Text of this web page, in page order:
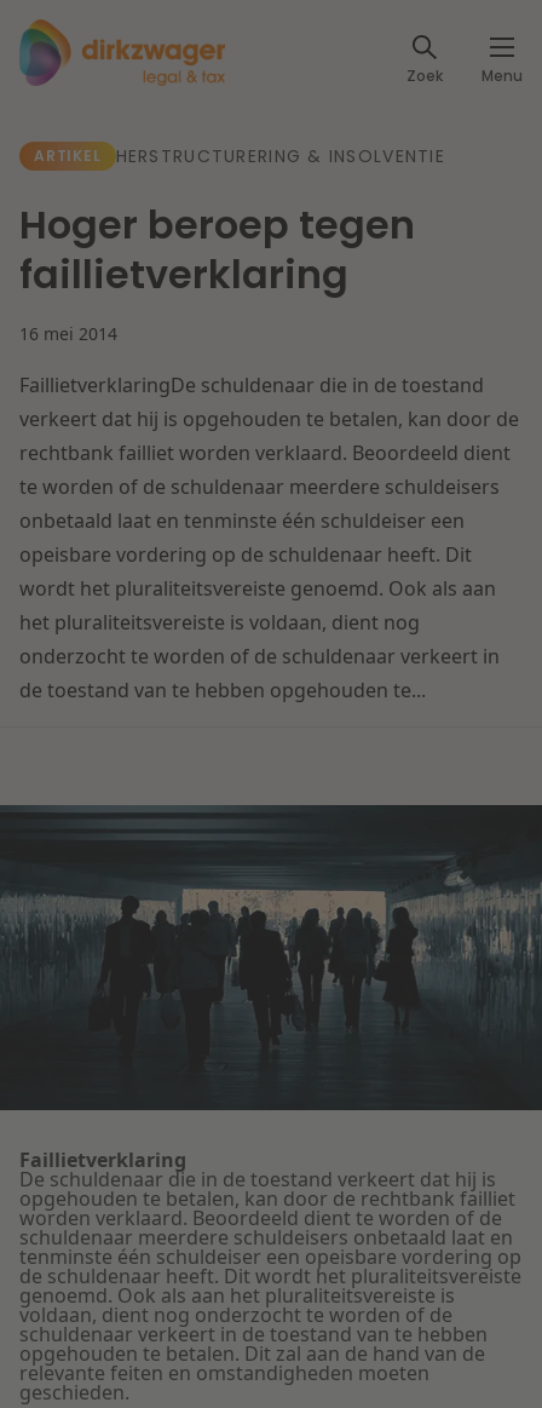
Zoek Menu
Expertises
Fiscaal
Arbeid & Pensioen
IT & Privacy
IE & Innovatie
Herstructurering & Insolventie
Energie
Vastgoed
Overheid & Omgeving
Aanbesteding & Mededinging
Aansprakelijkheid & Verzekering
Onderwijs
Lees meer
Dichtbij een toekomstbestendige zorg
Lees meer
Lees meer
Dichtbij de wendbare onderneming
Artikelen
Klantcases
Events
Specialisten
Over ons
Over Dirkzwager
Internationale partners
Nieuws
Werken bij
Contact
Nederlands
ARTIKEL HERSTRUCTURERING & INSOLVENTIE
Hoger beroep tegen
faillietverklaring
16 mei 2014
FaillietverklaringDe schuldenaar die in de toestand
verkeert dat hij is opgehouden te betalen, kan door de
rechtbank failliet worden verklaard. Beoordeeld dient
te worden of de schuldenaar meerdere schuldeisers
onbetaald laat en tenminste één schuldeiser een
opeisbare vordering op de schuldenaar heeft. Dit
wordt het pluraliteitsvereiste genoemd. Ook als aan
het pluraliteitsvereiste is voldaan, dient nog
onderzocht te worden of de schuldenaar verkeert in
de toestand van te hebben opgehouden te...
Faillietverklaring
De schuldenaar die in de toestand verkeert dat hij is
opgehouden te betalen, kan door de rechtbank failliet
worden verklaard. Beoordeeld dient te worden of de
schuldenaar meerdere schuldeisers onbetaald laat en
tenminste één schuldeiser een opeisbare vordering op
de schuldenaar heeft. Dit wordt het pluraliteitsvereiste
genoemd. Ook als aan het pluraliteitsvereiste is
voldaan, dient nog onderzocht te worden of de
schuldenaar verkeert in de toestand van te hebben
opgehouden te betalen. Dit zal aan de hand van de
relevante feiten en omstandigheden moeten
geschieden.